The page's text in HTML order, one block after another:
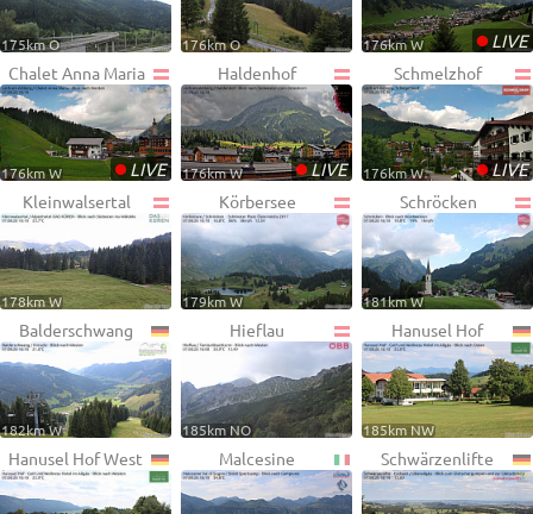
175km O 176km O •LIVE
176km W
Chalet Anna Maria
•LIVE
176km W
Haldenhof
•LIVE
176km W
Schmelzhof
•LIVE
176km W
Kleinwalsertal
178km W
Körbersee
179km W
Schröcken
181km W
Balderschwang
182km W
Hieflau
185km NO
Hanusel Hof
185km NW
Hanusel Hof West Malcesine Schwärzenlifte